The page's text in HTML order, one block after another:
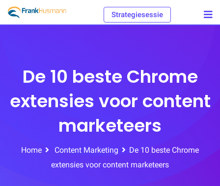
Skip
Strategiesessie
De 10 beste Chrome
extensies voor content
marketeers
Home Content Marketing
De 10 beste Chrome
extensies voor content marketeers